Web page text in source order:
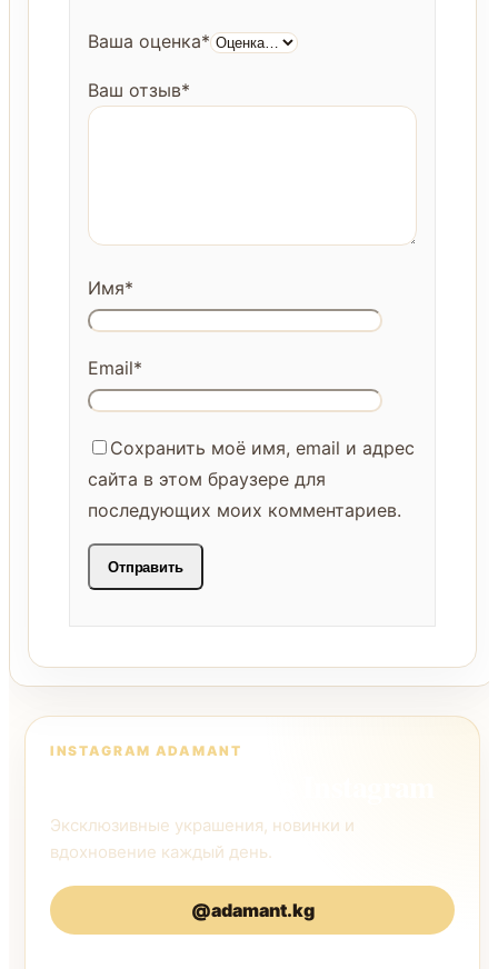
Ваша оценка*
Ваш отзыв*
Имя*
Email*
Сохранить моё имя, email и адрес
сайта в этом браузере для
последующих моих комментариев.
INSTAGRAM ADAMANT
Эксклюзивные украшения, новинки и
вдохновение каждый день.
@adamant.kg